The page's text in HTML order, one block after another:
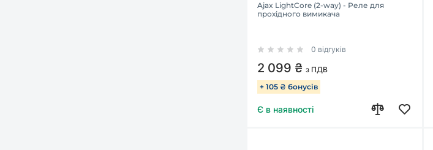
Ajax LightCore (2-way) - Реле для
прохідного вимикача
0 відгуків
2 099 ₴ з ПДВ
+ 105 ₴ бонусів
Є в наявності